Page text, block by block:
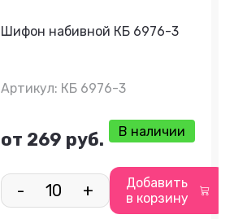
Шифон набивной КБ 6976-3
Артикул: КБ 6976-3
от 269 руб. В наличии
- +
Добавить
в корзину